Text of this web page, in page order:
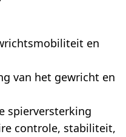
en
van het gewricht en
spierversterking
controle, stabiliteit,